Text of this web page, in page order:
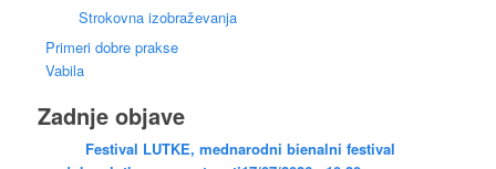
Strokovna izobraževanja
Primeri dobre prakse
Vabila
Zadnje objave
Festival LUTKE, mednarodni bienalni festival